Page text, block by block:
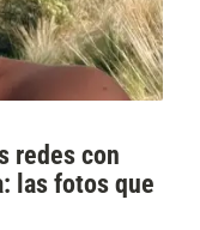
redes con
las fotos que